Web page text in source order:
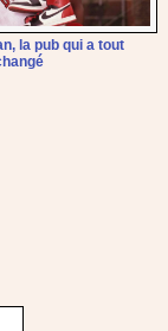
la pub qui a tout